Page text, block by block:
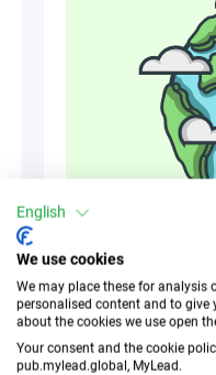
グローバ
English
We use cookies
We may place these for analysis
personalised content and to give
about the cookies we use open
Your consent and the cookie
pub.mylead.global, MyLead.